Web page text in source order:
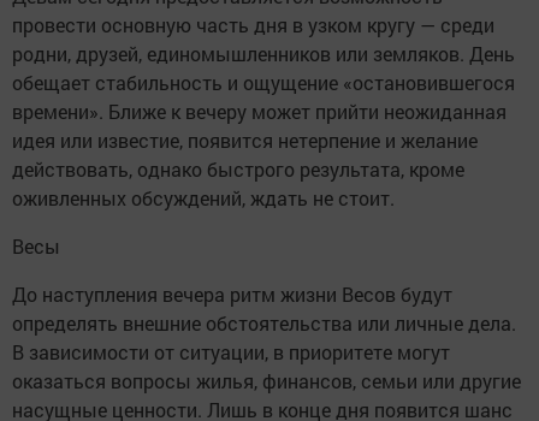
провести основную часть дня в узком кругу — среди
родни, друзей, единомышленников или земляков. День
обещает стабильность и ощущение «остановившегося
времени». Ближе к вечеру может прийти неожиданная
идея или известие, появится нетерпение и желание
действовать, однако быстрого результата, кроме
оживленных обсуждений, ждать не стоит.
Весы
До наступления вечера ритм жизни Весов будут
определять внешние обстоятельства или личные дела.
В зависимости от ситуации, в приоритете могут
оказаться вопросы жилья, финансов, семьи или другие
насущные ценности. Лишь в конце дня появится шанс